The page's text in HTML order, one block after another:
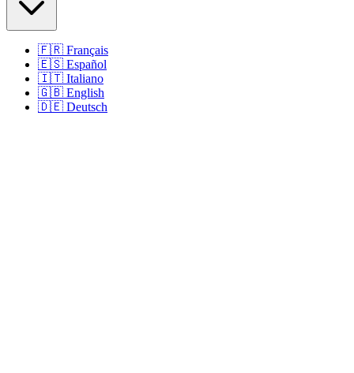
🇫🇷 Français
🇪🇸 Español
🇮🇹 Italiano
🇬🇧 English
🇩🇪 Deutsch